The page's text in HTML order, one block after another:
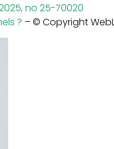
no 25-70020
? – © Copyright